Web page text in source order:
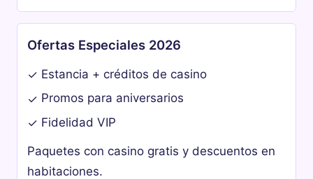
Ofertas Especiales 2026
✓ Estancia + créditos de casino
✓ Promos para aniversarios
✓ Fidelidad VIP
Paquetes con casino gratis y descuentos en
habitaciones.